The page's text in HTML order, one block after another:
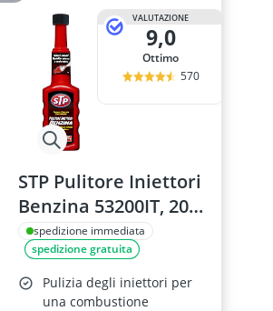
VALUTAZIONE
9,0
Ottimo
570
STP Pulitore Iniettori
Benzina 53200IT, 200
mlspedizione immediata
spedizione gratuita
Pulizia degli iniettori per
una combustione